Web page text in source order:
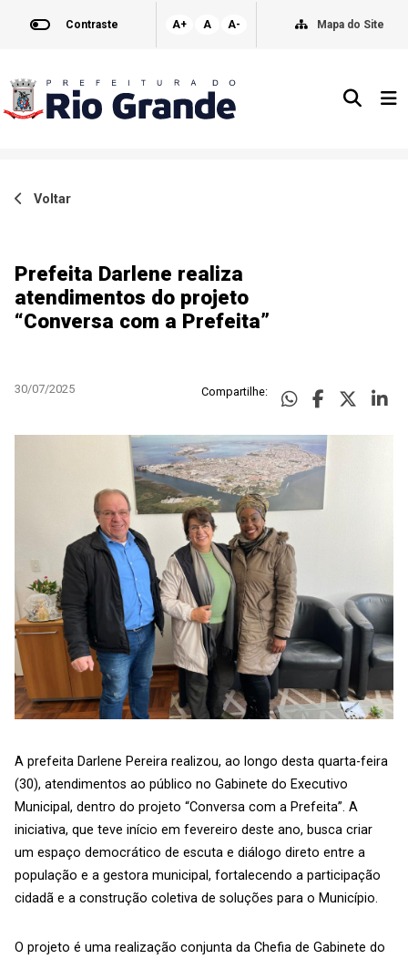
Contraste A+ A A- Mapa do Site
Voltar
Prefeita Darlene realiza
atendimentos do projeto
“Conversa com a Prefeita”
30/07/2025 Compartilhe:
A prefeita Darlene Pereira realizou, ao longo desta quarta-feira
(30), atendimentos ao público no Gabinete do Executivo
Municipal, dentro do projeto “Conversa com a Prefeita”. A
iniciativa, que teve início em fevereiro deste ano, busca criar
um espaço democrático de escuta e diálogo direto entre a
população e a gestora municipal, fortalecendo a participação
cidadã e a construção coletiva de soluções para o Município.
O projeto é uma realização conjunta da Chefia de Gabinete do